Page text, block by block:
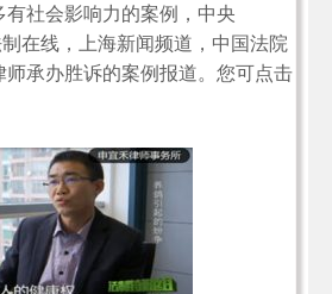
社会影响力的案例，中央
在线，上海新闻频道，中国法院
师承办胜诉的案例报道。您可点击